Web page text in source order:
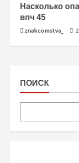
Насколько
впч 45
znakcomstva_
ПОИСК